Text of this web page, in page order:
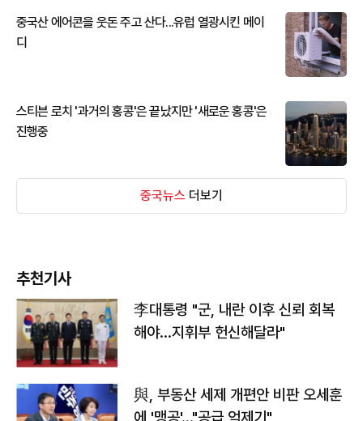
중국산 에어콘을 웃돈 주고 산다...유럽 열광시킨 메이
디
스티븐 로치 '과거의 홍콩'은 끝났지만 '새로운 홍콩'은
진행중
중국뉴스 더보기
추천기사
李대통령 "군, 내란 이후 신뢰 회복
해야…지휘부 헌신해달라"
與, 부동산 세제 개편안 비판 오세훈
에 '맹공'…"공급 억제기"